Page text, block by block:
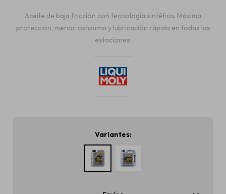
Aceite de baja fricción con tecnología sintética. Máxima
protección, menor consumo y lubricación rápida en todas las
estaciones.
Variantes: